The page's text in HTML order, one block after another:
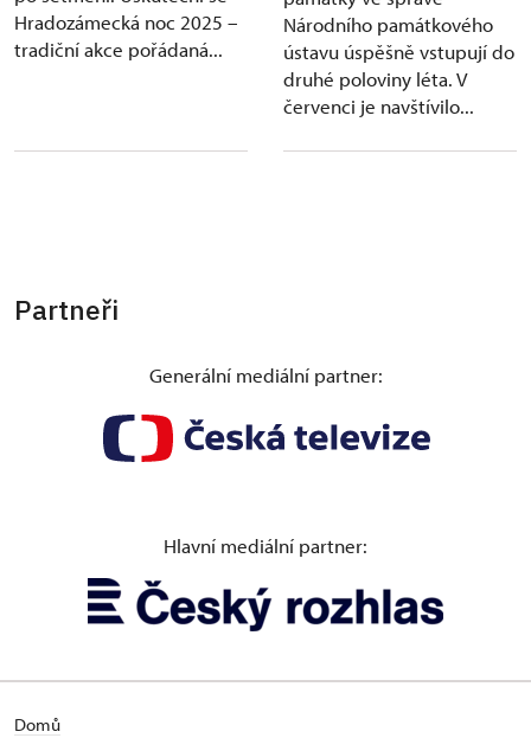
Hradozámecká noc 2025 –
tradiční akce pořádaná...
Národního památkového
ústavu úspěšně vstupují do
druhé poloviny léta. V
červenci je navštívilo...
Partneři
Generální mediální partner:
Hlavní mediální partner:
Domů